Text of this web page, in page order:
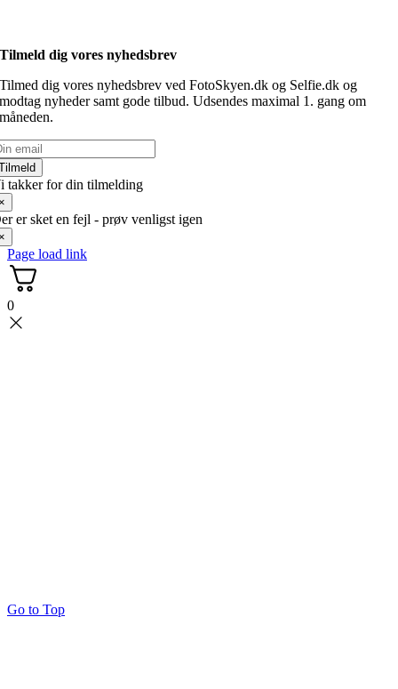
Tilmeld dig vores nyhedsbrev
Tilmed dig vores nyhedsbrev ved FotoSkyen.dk og Selfie.dk og
modtag nyheder samt gode tilbud. Udsendes maximal 1. gang om
måneden.
takker for din tilmelding
er sket en fejl - prøv venligst igen
Page load link
0
Go to Top